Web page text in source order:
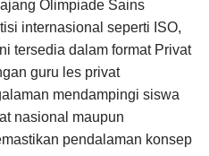
Olimpiade Sains
internasional seperti ISO,
tersedia dalam format Privat
guru les privat
mendampingi siswa
nasional maupun
pendalaman konsep